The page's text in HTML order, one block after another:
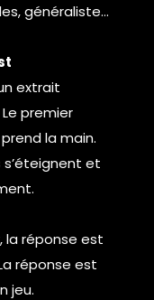
généraliste…
extrait
premier
la main.
s’éteignent et
la réponse est
réponse est
jeu.